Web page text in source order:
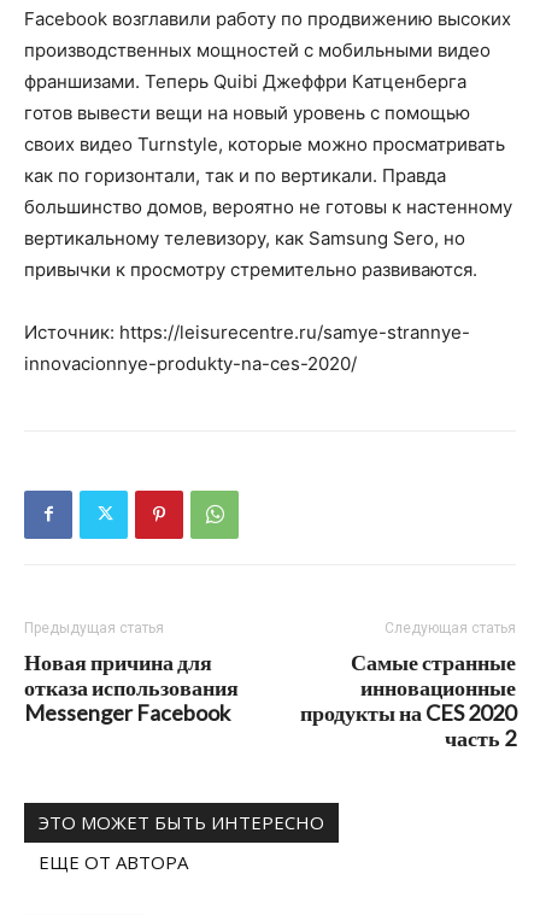
Facebook возглавили работу по продвижению высоких
производственных мощностей с мобильными видео
франшизами. Теперь Quibi Джеффри Катценберга
готов вывести вещи на новый уровень с помощью
своих видео Turnstyle, которые можно просматривать
как по горизонтали, так и по вертикали. Правда
большинство домов, вероятно не готовы к настенному
вертикальному телевизору, как Samsung Sero, но
привычки к просмотру стремительно развиваются.
Источник: https://leisurecentre.ru/samye-strannye-
innovacionnye-produkty-na-ces-2020/
Предыдущая статья
Новая причина для
отказа использования
Messenger Facebook
Следующая статья
Самые странные
инновационные
продукты на CES 2020
часть 2
ЭТО МОЖЕТ БЫТЬ ИНТЕРЕСНО
ЕЩЕ ОТ АВТОРА